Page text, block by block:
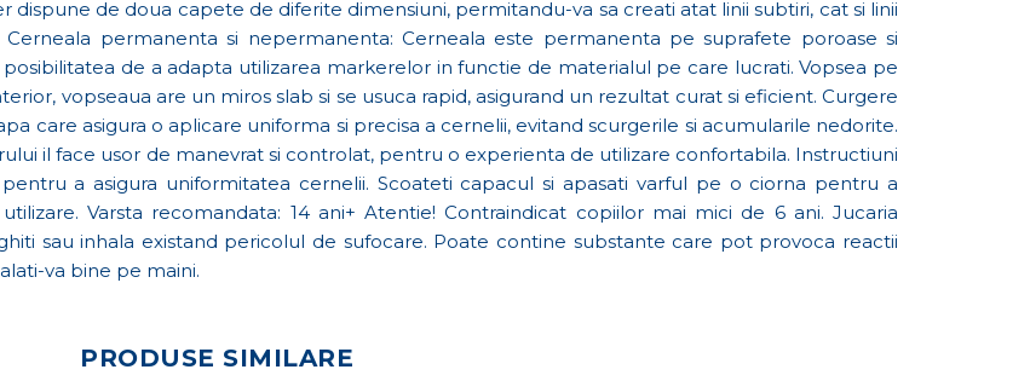
dispune de doua capete de diferite dimensiuni, permitandu-va sa creati atat linii subtiri, cat si linii
permanenta si nepermanenta: Cerneala este permanenta pe suprafete poroase si
de a adapta utilizarea markerelor in functie de materialul pe care lucrati. Vopsea pe
vopseaua are un miros slab si se usuca rapid, asigurand un rezultat curat si eficient. Curgere
care asigura o aplicare uniforma si precisa a cernelii, evitand scurgerile si acumularile nedorite.
il face usor de manevrat si controlat, pentru o experienta de utilizare confortabila. Instructiuni
a asigura uniformitatea cernelii. Scoateti capacul si apasati varful pe o ciorna pentru a
Varsta recomandata: 14 ani+ Atentie! Contraindicat copiilor mai mici de 6 ani. Jucaria
sau inhala existand pericolul de sufocare. Poate contine substante care pot provoca reactii
va bine pe maini.
PRODUSE SIMILARE